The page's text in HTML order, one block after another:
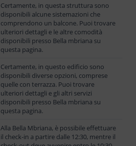
Certamente, in questa struttura sono
disponibili alcune sistemazioni che
comprendono un balcone. Puoi trovare
ulteriori dettagli e le altre comodità
disponibili presso Bella mbriana su
questa pagina.
Certamente, in questo edificio sono
disponibili diverse opzioni, comprese
quelle con terrazza. Puoi trovare
ulteriori dettagli e gli altri servizi
disponibili presso Bella mbriana su
questa pagina.
Alla Bella Mbriana, è possibile effettuare
il check-in a partire dalle 12:30, mentre il